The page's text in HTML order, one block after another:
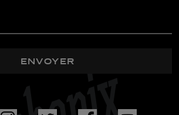
ENVOYER